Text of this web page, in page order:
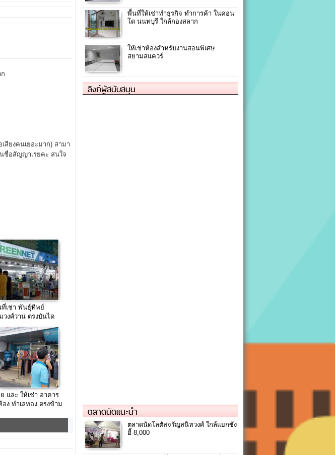
สียงคนเยอะมาก) สามา
นชื่อสัญญาเรยคะ สนใจ
เช่า พันธุ์ทิพย์
วงศ์วาน ตรงบันได
และ ให้เช่า อาคาร
อง ทำเลทอง ตรงข้าม
พื้นที่ให้เช่าทำธุรกิจ ทำการค้า ในคอน
โด นนทบุรี ใกล้กองสลาก
ให้เช่าห้องสำหรับงานสอนพิเศษ
สยามสแควร์
ลิงก์ผู้สนับสนุน
ตลาดนัดแนะนำ
ตลาดนัดโลตัสจรัญสนิทวงศ์ ใกล้แยกซัง
ฮี้ 8,000